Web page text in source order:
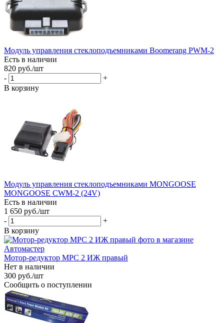
Модуль управления стеклоподъемниками Boomerang PWM-2
Есть в наличии
820 руб./шт
-
+
В корзину
Модуль управления стеклоподъемниками MONGOOSE
MONGOOSE CWM-2 (24V)
Есть в наличии
1 650 руб./шт
-
+
В корзину
Мотор-редуктор MPC 2 ИЖ правый
Нет в наличии
300 руб./шт
Сообщить о поступлении